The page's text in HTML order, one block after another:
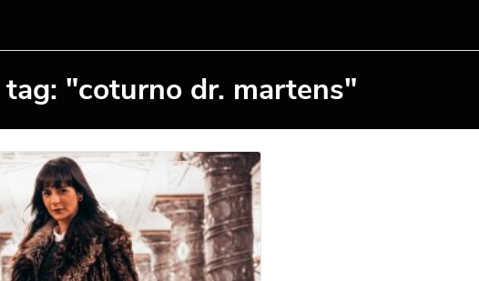
tag: "coturno dr. martens"